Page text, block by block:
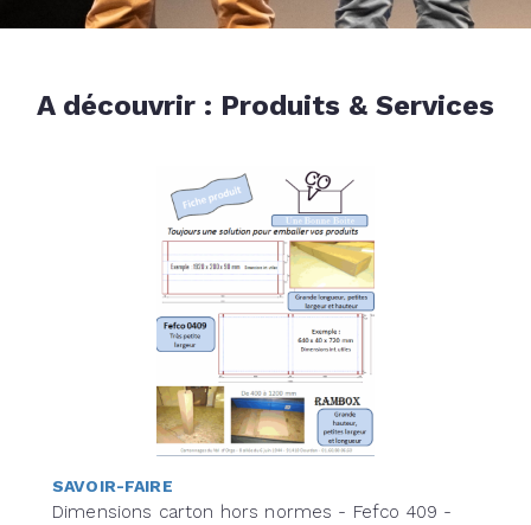
A découvrir : Produits & Services
SAVOIR-FAIRE
Dimensions carton hors normes - Fefco 409 -